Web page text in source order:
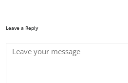
Leave a Reply